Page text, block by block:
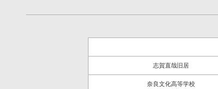
志賀直哉旧居
奈良文化高等学校